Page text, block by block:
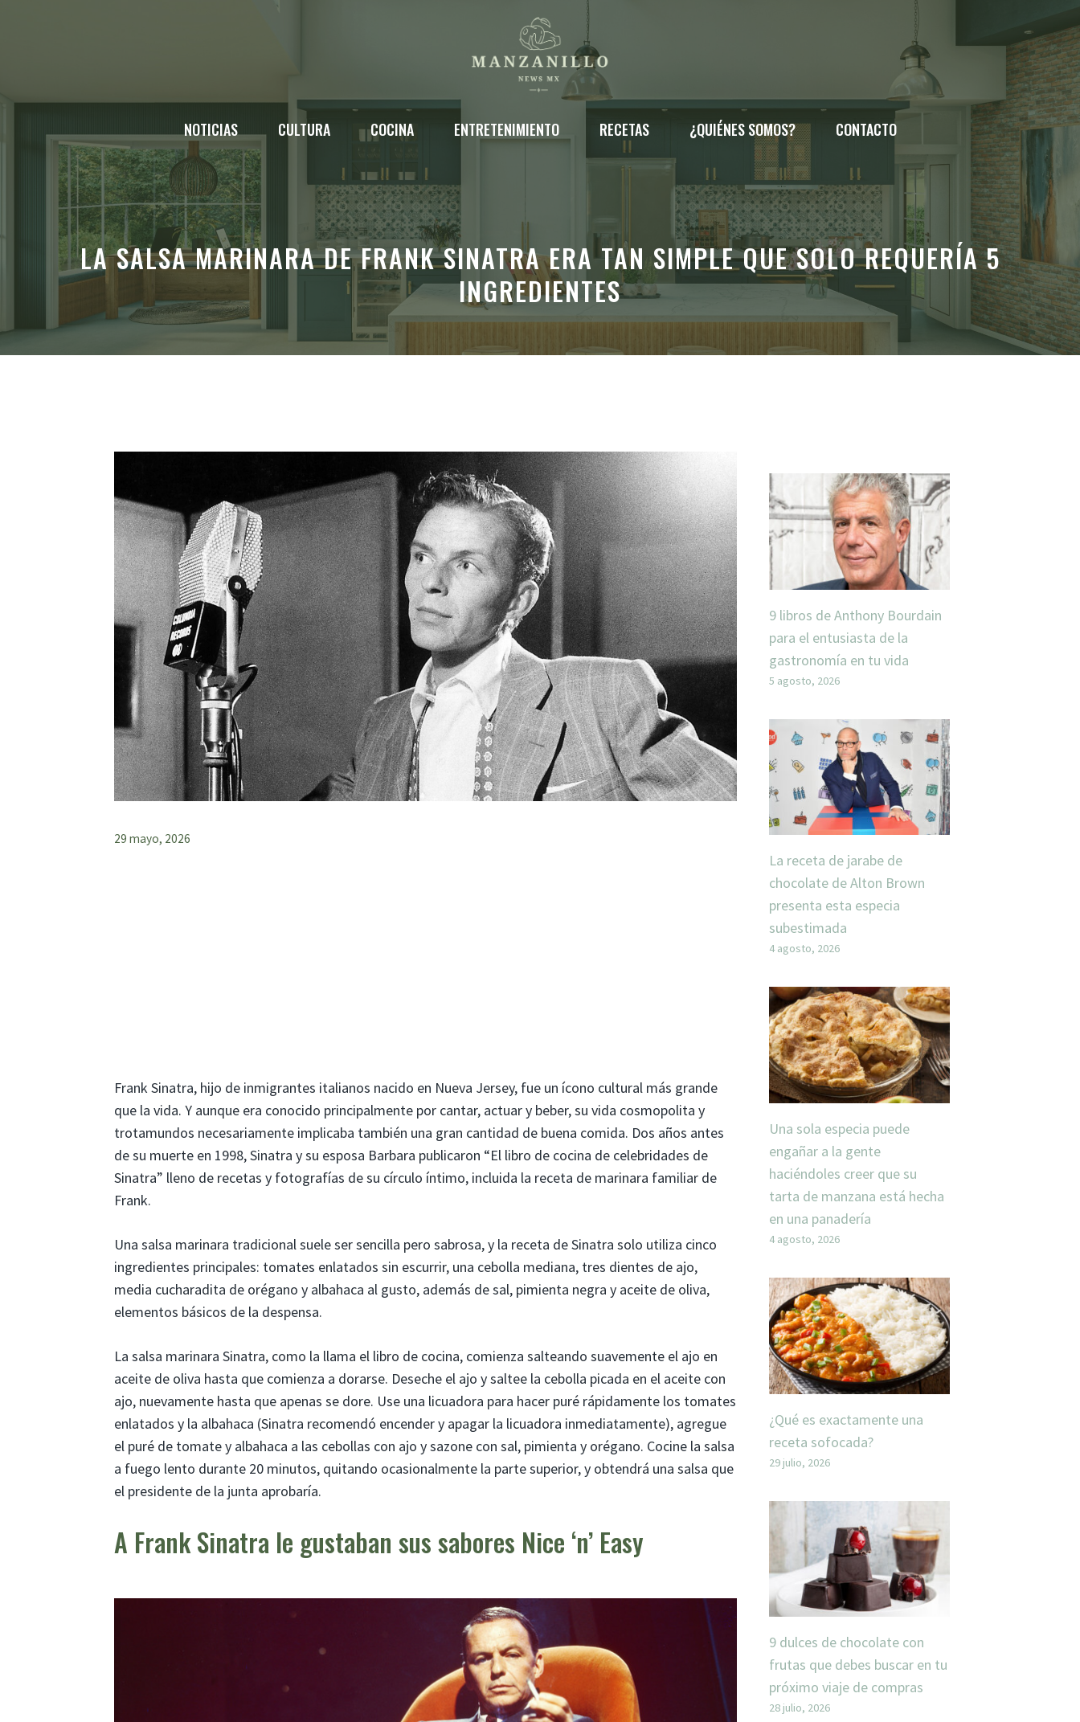
NOTICIAS CULTURA COCINA ENTRETENIMIENTO RECETAS ¿QUIÉNES SOMOS? CONTACTO
LA SALSA MARINARA DE FRANK SINATRA ERA TAN SIMPLE QUE SOLO REQUERÍA 5
INGREDIENTES
29 mayo, 2026
Frank Sinatra, hijo de inmigrantes italianos nacido en Nueva Jersey, fue un ícono cultural más grande
que la vida. Y aunque era conocido principalmente por cantar, actuar y beber, su vida cosmopolita y
trotamundos necesariamente implicaba también una gran cantidad de buena comida. Dos años antes
de su muerte en 1998, Sinatra y su esposa Barbara publicaron “El libro de cocina de celebridades de
Sinatra” lleno de recetas y fotografías de su círculo íntimo, incluida la receta de marinara familiar de
Frank.
Una salsa marinara tradicional suele ser sencilla pero sabrosa, y la receta de Sinatra solo utiliza cinco
ingredientes principales: tomates enlatados sin escurrir, una cebolla mediana, tres dientes de ajo,
media cucharadita de orégano y albahaca al gusto, además de sal, pimienta negra y aceite de oliva,
elementos básicos de la despensa.
La salsa marinara Sinatra, como la llama el libro de cocina, comienza salteando suavemente el ajo en
aceite de oliva hasta que comienza a dorarse. Deseche el ajo y saltee la cebolla picada en el aceite con
ajo, nuevamente hasta que apenas se dore. Use una licuadora para hacer puré rápidamente los tomates
enlatados y la albahaca (Sinatra recomendó encender y apagar la licuadora inmediatamente), agregue
el puré de tomate y albahaca a las cebollas con ajo y sazone con sal, pimienta y orégano. Cocine la salsa
a fuego lento durante 20 minutos, quitando ocasionalmente la parte superior, y obtendrá una salsa que
el presidente de la junta aprobaría.
A Frank Sinatra le gustaban sus sabores Nice ‘n’ Easy
9 libros de Anthony Bourdain
para el entusiasta de la
gastronomía en tu vida
5 agosto, 2026
La receta de jarabe de
chocolate de Alton Brown
presenta esta especia
subestimada
4 agosto, 2026
Una sola especia puede
engañar a la gente
haciéndoles creer que su
tarta de manzana está hecha
en una panadería
4 agosto, 2026
¿Qué es exactamente una
receta sofocada?
29 julio, 2026
9 dulces de chocolate con
frutas que debes buscar en tu
próximo viaje de compras
28 julio, 2026